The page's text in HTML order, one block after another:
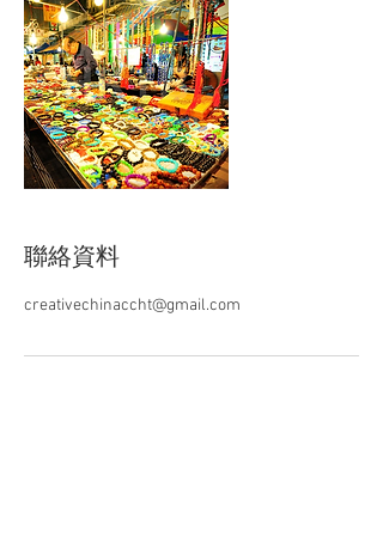
聯絡資料
creativechinaccht@gmail.com